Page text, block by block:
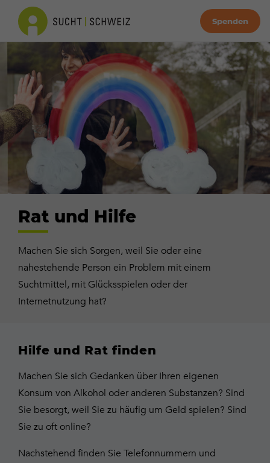
Spenden
Rat und Hilfe
Machen Sie sich Sorgen, weil Sie oder eine
nahestehende Person ein Problem mit einem
Suchtmittel, mit Glücksspielen oder der
Internetnutzung hat?
Hilfe und Rat finden
Machen Sie sich Gedanken über Ihren eigenen
Konsum von Alkohol oder anderen Substanzen? Sind
Sie besorgt, weil Sie zu häufig um Geld spielen? Sind
Sie zu oft online?
Nachstehend finden Sie Telefonnummern und